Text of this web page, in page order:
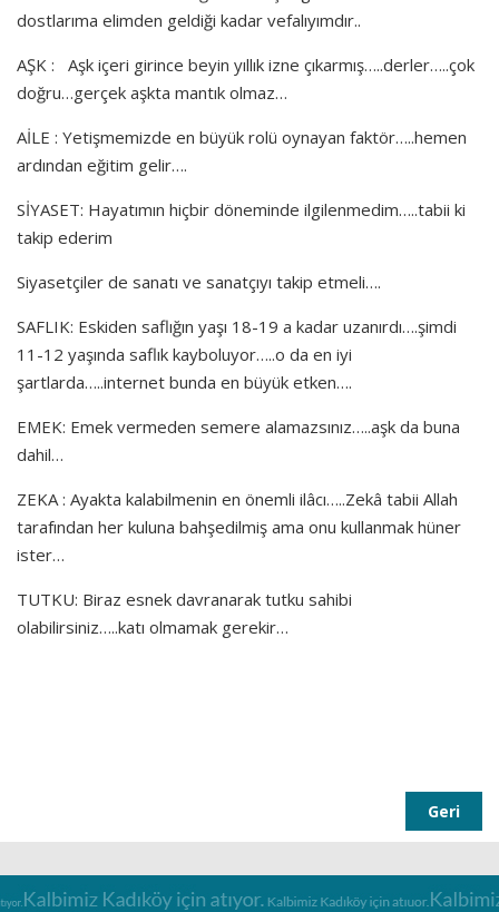
dostlarıma elimden geldiği kadar vefalıyımdır..
AŞK : Aşk içeri girince beyin yıllık izne çıkarmış…..derler…..çok
doğru…gerçek aşkta mantık olmaz…
AİLE : Yetişmemizde en büyük rolü oynayan faktör…..hemen
ardından eğitim gelir….
SİYASET: Hayatımın hiçbir döneminde ilgilenmedim…..tabii ki
takip ederim
Siyasetçiler de sanatı ve sanatçıyı takip etmeli….
SAFLIK: Eskiden saflığın yaşı 18-19 a kadar uzanırdı….şimdi
11-12 yaşında saflık kayboluyor…..o da en iyi
şartlarda…..internet bunda en büyük etken….
EMEK: Emek vermeden semere alamazsınız…..aşk da buna
dahil…
ZEKA : Ayakta kalabilmenin en önemli ilâcı…..Zekâ tabii Allah
tarafından her kuluna bahşedilmiş ama onu kullanmak hüner
ister…
TUTKU: Biraz esnek davranarak tutku sahibi
olabilirsiniz…..katı olmamak gerekir…
Geri